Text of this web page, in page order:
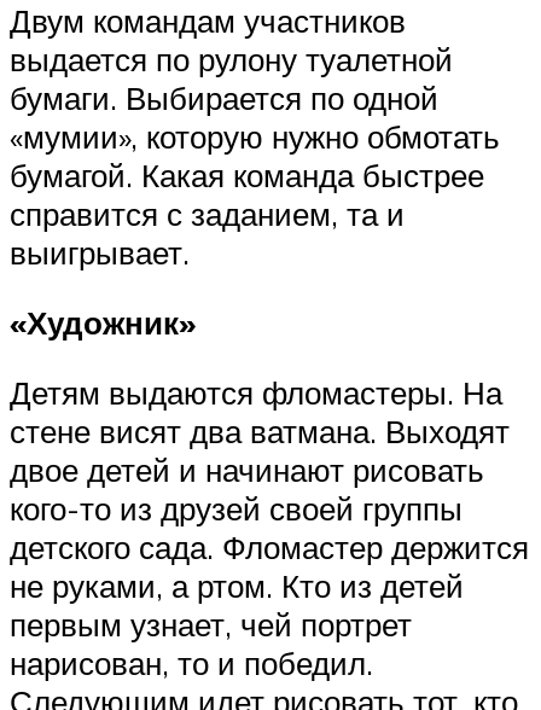
Двум командам участников
выдается по рулону туалетной
бумаги. Выбирается по одной
«мумии», которую нужно обмотать
бумагой. Какая команда быстрее
справится с заданием, та и
выигрывает.
«Художник»
Детям выдаются фломастеры. На
стене висят два ватмана. Выходят
двое детей и начинают рисовать
кого-то из друзей своей группы
детского сада. Фломастер держится
не руками, а ртом. Кто из детей
первым узнает, чей портрет
нарисован, то и победил.
Следующим идет рисовать тот, кто